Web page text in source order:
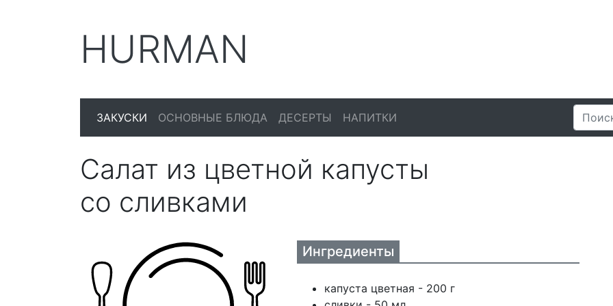
HURMAN
ЗАКУСКИ ОСНОВНЫЕ БЛЮДА ДЕСЕРТЫ НАПИТКИ
Салат из цветной капусты
со сливками
Ингредиенты
капуста цветная - 200 г